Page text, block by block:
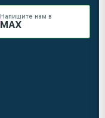
Напишите нам в
MAX